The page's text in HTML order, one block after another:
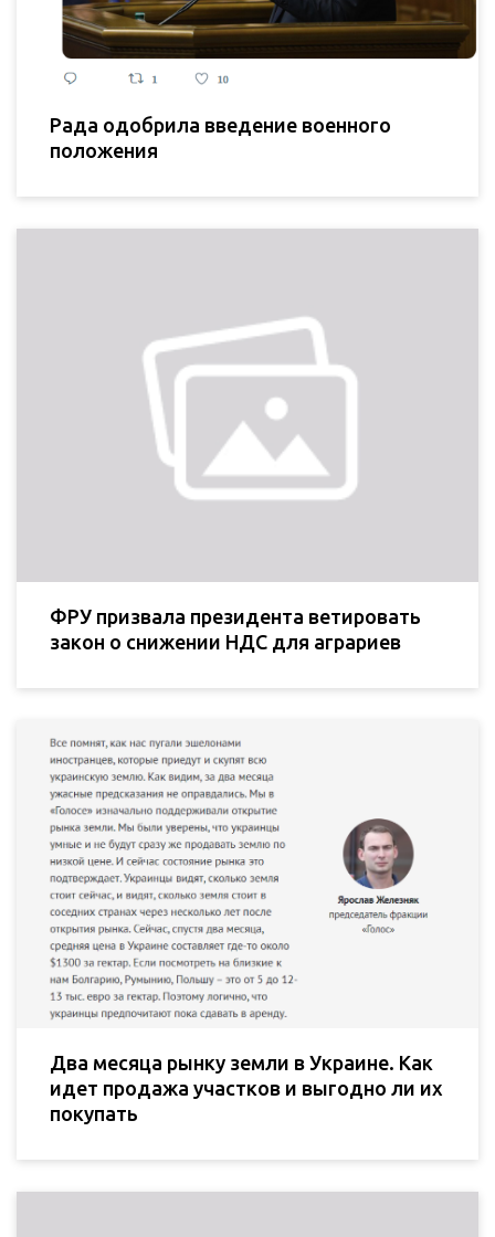
Рада одобрила введение военного
положения
ФРУ призвала президента ветировать
закон о снижении НДС для аграриев
Два месяца рынку земли в Украине. Как
идет продажа участков и выгодно ли их
покупать